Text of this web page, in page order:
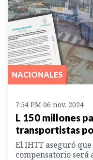
NACIONALES
7:54 PM 06 nov. 2024
L 150 millones
transportistas
El IHTT aseguró
compensatorio será